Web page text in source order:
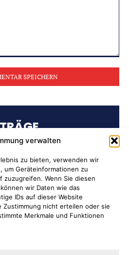
verwalten
zu bieten, verwenden wir
um Geräteinformationen zu
zuzugreifen. Wenn Sie diesen
wir Daten wie das
IDs auf dieser Website
Zustimmung nicht erteilen oder sie
Merkmale und Funktionen
präsentiert
2027
10. August nach